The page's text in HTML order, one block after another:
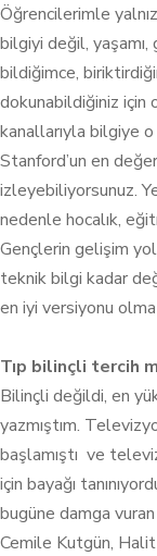
Öğrencilerimle
bilgiyi değil,
bildiğimce,
dokunabildiğiniz için
kanallarıyla bilgiye
Stanford’un en
izleyebiliyorsunuz.
nedenle hocalık,
Gençlerin gelişim
teknik bilgi kadar
en iyi versiyonu olma
Tıp bilinçli tercih
Bilinçli değildi, en
yazmıştım.
başlamıştı ve
için bayağı
bugüne damga
Cemile Kutgün, Halit